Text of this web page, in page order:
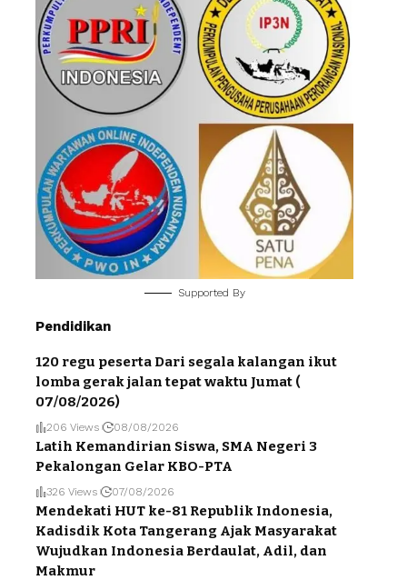
Supported By
Pendidikan
120 regu peserta Dari segala kalangan ikut
lomba gerak jalan tepat waktu Jumat (
07/08/2026)
206 Views 08/08/2026
Latih Kemandirian Siswa, SMA Negeri 3
Pekalongan Gelar KBO-PTA
326 Views 07/08/2026
Mendekati HUT ke-81 Republik Indonesia,
Kadisdik Kota Tangerang Ajak Masyarakat
Wujudkan Indonesia Berdaulat, Adil, dan
Makmur